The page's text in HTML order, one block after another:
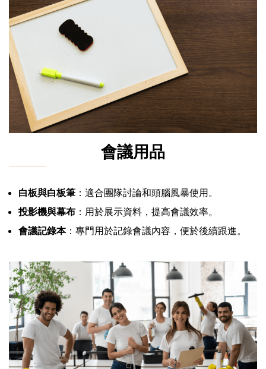
會議用品
白板與白板筆 ：適合團隊討論和頭腦風暴使用。
投影機與幕布 ：用於展示資料，提高會議效率。
會議記錄本：專門用於記錄會議內容，便於後續跟進。